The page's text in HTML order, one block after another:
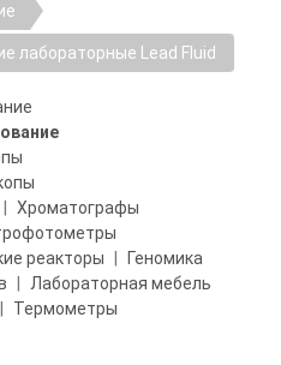
лабораторные Lead Fluid
Хроматографы
реакторы
Геномика
Лабораторная мебель
Термометры